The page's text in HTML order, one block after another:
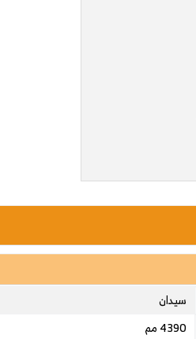
سيدان
4390 مم